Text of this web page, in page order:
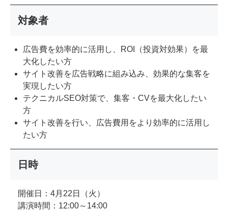
対象者
広告費を効率的に活用し、ROI（投資対効果）を最
大化したい方
サイト改善を広告戦略に組み込み、効果的な集客を
実現したい方
テクニカルSEO対策で、集客・CVを最大化したい
方
サイト改善を行い、広告費用をより効率的に活用し
たい方
日時
開催日：4月22日（火）
講演時間：12:00～14:00